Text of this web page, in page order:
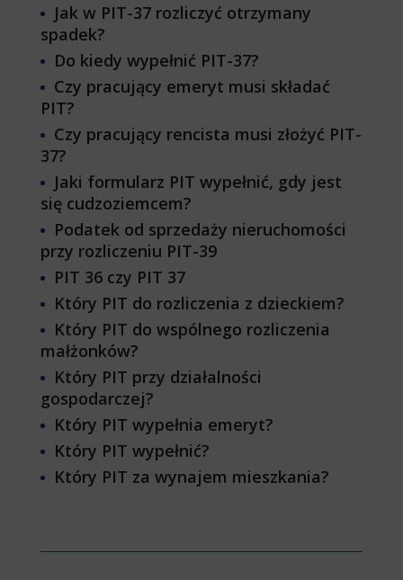
Jak w PIT-37 rozliczyć otrzymany
spadek?
Do kiedy wypełnić PIT-37?
Czy pracujący emeryt musi składać
PIT?
Czy pracujący rencista musi złożyć PIT-
37?
Jaki formularz PIT wypełnić, gdy jest
się cudzoziemcem?
Podatek od sprzedaży nieruchomości
przy rozliczeniu PIT-39
PIT 36 czy PIT 37
Który PIT do rozliczenia z dzieckiem?
Który PIT do wspólnego rozliczenia
małżonków?
Który PIT przy działalności
gospodarczej?
Który PIT wypełnia emeryt?
Który PIT wypełnić?
Który PIT za wynajem mieszkania?